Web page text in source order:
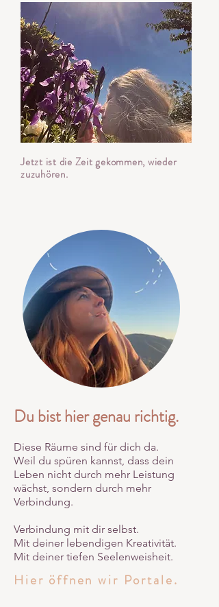
Jetzt ist die Zeit gekommen, wieder
zuzuhören.
Du bist hier genau richtig.
Diese Räume sind für dich da.
Weil du spüren kannst, dass dein
Leben nicht durch mehr Leistung
wächst, sondern durch mehr
Verbindung.
Verbindung mit dir selbst.
Mit deiner lebendigen Kreativität.
Mit deiner tiefen Seelenweisheit.
Hier öffnen wir Portale.